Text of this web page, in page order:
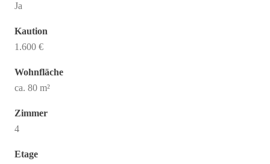
Ja
Kaution
1.600 €
Wohnfläche
ca. 80 m²
Zimmer
4
Etage